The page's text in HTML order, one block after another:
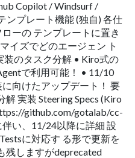
Copilot / Windsurf /
ンプレート機能 (独⾃) 各仕
ーの テンプレートに置き
イズでどのエージェン ト
装のタスク分解 • Kiro式の
で利⽤可能！ • 11/10
向けたアップデート！ 要
実装 Steering Specs (Kiro
github.com/gotalab/cc-
い、11/24以降に詳細 設
に対応す る形で更新を
残しますがdeprecated